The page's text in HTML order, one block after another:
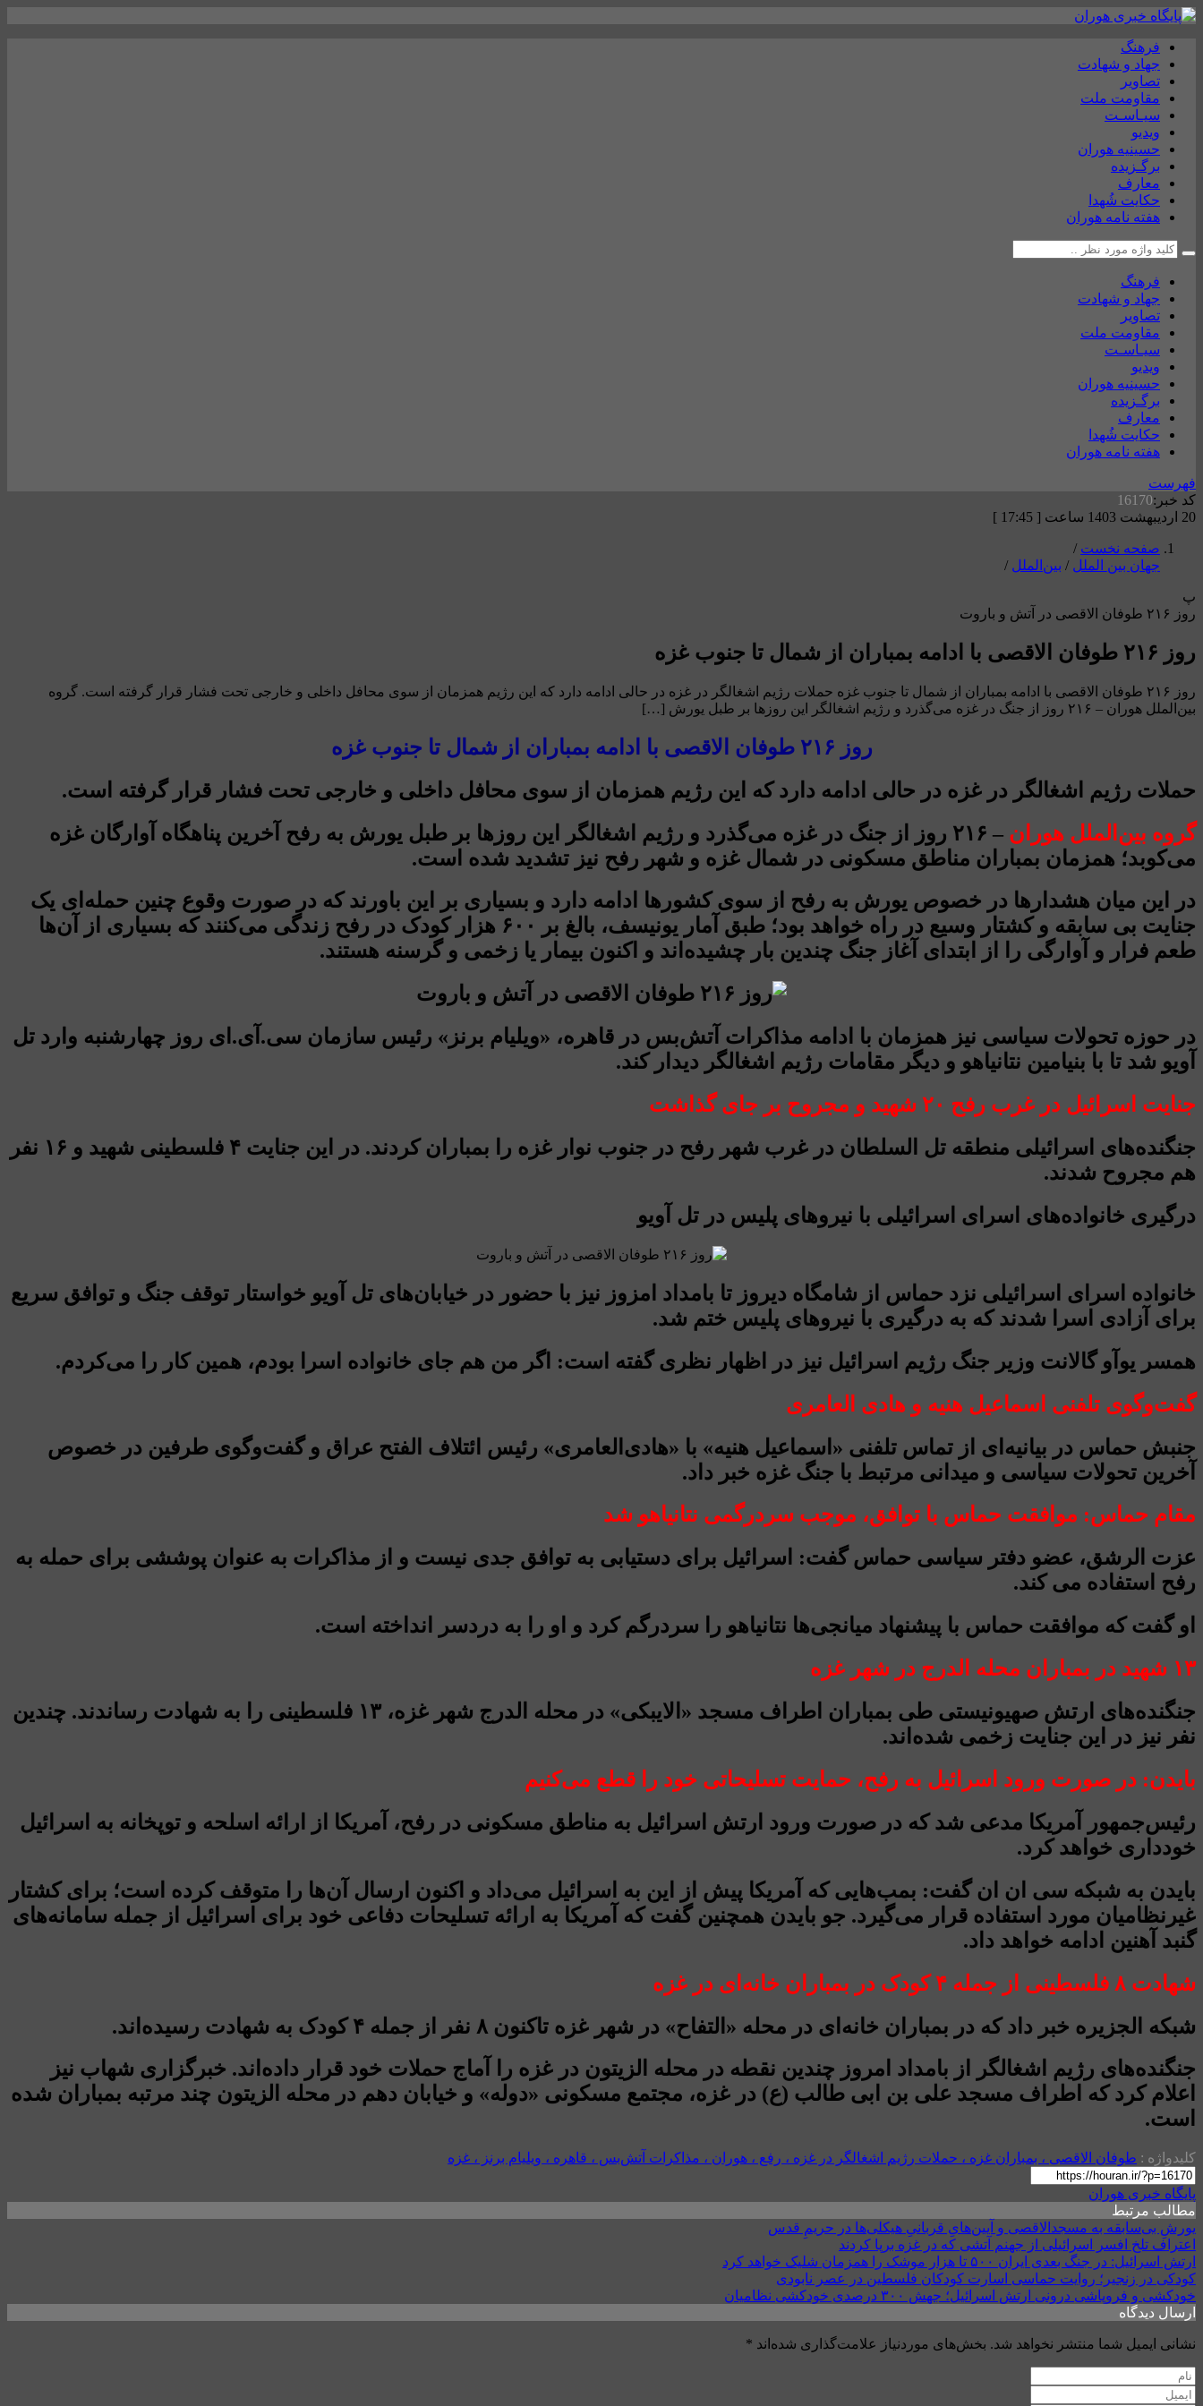
فرهنگ
جهاد و شهادت
تصاویر
مقاومت ملت
سیـاسـت
ویدیو
حسینیه هوران
برگـزیده
معارف
حکایت شُهدا
هفته نامه هوران
فرهنگ
جهاد و شهادت
تصاویر
مقاومت ملت
سیـاسـت
ویدیو
حسینیه هوران
برگـزیده
معارف
حکایت شُهدا
هفته نامه هوران
فهرست
کد خبر:16170
20 اردیبهشت 1403 ساعت [ 17:45 ]
صفحه نخست /
جهان بین الملل / بین‌الملل /
پ
روز ۲۱۶ طوفان الاقصی در آتش و باروت
روز ۲۱۶ طوفان الاقصی با ادامه بمباران از شمال تا جنوب غزه
روز ۲۱۶ طوفان الاقصی با ادامه بمباران از شمال تا جنوب غزه حملات رژیم اشغالگر در غزه در حالی ادامه دارد که این رژیم همزمان از سوی محافل داخلی و خارجی تحت فشار قرار گرفته است. گروه
بین‌الملل هوران – ۲۱۶ روز از جنگ در غزه می‌گذرد و رژیم اشغالگر این روزها بر طبل یورش […]
روز ۲۱۶ طوفان الاقصی با ادامه بمباران از شمال تا جنوب غزه
حملات رژیم اشغالگر در غزه در حالی ادامه دارد که این رژیم همزمان از سوی محافل داخلی و خارجی تحت فشار قرار گرفته است.
گروه بین‌الملل هوران
– ۲۱۶ روز از جنگ در غزه می‌گذرد و رژیم اشغالگر این روزها بر طبل یورش به رفح آخرین پناهگاه آوارگان غزه
می‌کوبد؛ همزمان بمباران مناطق مسکونی در شمال غزه و شهر رفح نیز تشدید شده است.
در این میان هشدارها در خصوص یورش به رفح از سوی کشورها ادامه دارد و بسیاری بر این باورند که در صورت وقوع چنین حمله‌ای یک
جنایت بی سابقه و کشتار وسیع در راه خواهد بود؛ طبق آمار یونیسف، بالغ بر ۶۰۰ هزار کودک در رفح زندگی می‌کنند که بسیاری از آن‌ها
طعم فرار و آوارگی را از ابتدای آغاز جنگ چندین بار چشیده‌اند و اکنون بیمار یا زخمی و گرسنه هستند.
در حوزه تحولات سیاسی نیز همزمان با ادامه مذاکرات آتش‌بس در قاهره، «ویلیام برنز» رئیس سازمان سی.آی.ای روز چهارشنبه وارد تل
آویو شد تا با بنیامین نتانیاهو و دیگر مقامات رژیم اشغالگر دیدار کند.
جنایت اسرائیل در غرب رفح ۲۰ شهید و مجروح بر جای گذاشت
جنگنده‌های اسرائیلی منطقه تل السلطان در غرب شهر رفح در جنوب نوار غزه را بمباران کردند. در این جنایت ۴ فلسطینی شهید و ۱۶ نفر
هم مجروح شدند.
درگیری خانواده‌های اسرای اسرائیلی با نیروهای پلیس در تل آویو
خانواده اسرای اسرائیلی نزد حماس از شامگاه دیروز تا بامداد امزوز نیز با حضور در خیابان‌های تل آویو خواستار توقف جنگ و توافق سریع
برای آزادی اسرا شدند که به درگیری با نیروهای پلیس ختم شد.
همسر یوآو گالانت وزیر جنگ رژیم اسرائیل نیز در اظهار نظری گفته است: اگر من هم جای خانواده اسرا بودم، همین کار را می‌کردم.
گفت‌وگوی تلفنی اسماعیل هنیه و هادی العامری
جنبش حماس در بیانیه‌ای از تماس تلفنی «اسماعیل هنیه» با «هادی‌العامری» رئیس ائتلاف الفتح عراق و گفت‌وگوی طرفین در خصوص
آخرین تحولات سیاسی و میدانی مرتبط با جنگ غزه خبر داد.
مقام حماس: موافقت حماس با توافق، موجب سردرگمی نتانیاهو شد
عزت الرشق، عضو دفتر سیاسی حماس گفت: اسرائیل برای دستیابی به توافق جدی نیست و از مذاکرات به عنوان پوششی برای حمله به
رفح استفاده می کند.
او گفت که موافقت حماس با پیشنهاد میانجی‌ها نتانیاهو را سردرگم کرد و او را به دردسر انداخته است.
۱۳ شهید در بمباران محله الدرج در شهر غزه
جنگنده‌های ارتش صهیونیستی طی بمباران اطراف مسجد «الایبکی» در محله الدرج شهر غزه، ۱۳ فلسطینی را به شهادت رساندند. چندین
نفر نیز در این جنایت زخمی شده‌اند.
بایدن: در صورت ورود اسرائیل به رفح، حمایت تسلیحاتی خود را قطع می‌کنیم
رئیس‌جمهور آمریکا مدعی شد که در صورت ورود ارتش اسرائیل به مناطق مسکونی در رفح، آمریکا از ارائه اسلحه و توپخانه به اسرائیل
خودداری خواهد کرد.
بایدن به شبکه سی ان ان گفت: بمب‌هایی که آمریکا پیش از این به اسرائیل می‌داد و اکنون ارسال آن‌ها را متوقف کرده است؛ برای کشتار
غیرنظامیان مورد استفاده قرار می‌گیرد. جو بایدن همچنین گفت که آمریکا به ارائه تسلیحات دفاعی خود برای اسرائیل از جمله سامانه‌های
گنبد آهنین ادامه خواهد داد.
شهادت ۸ فلسطینی از جمله ۴ کودک در بمباران خانه‌ای در غزه
شبکه الجزیره خبر داد که در بمباران خانه‌ای در محله «التفاح» در شهر غزه تاکنون ۸ نفر از جمله ۴ کودک به شهادت رسیده‌اند.
جنگنده‌های رژیم اشغالگر از بامداد امروز چندین نقطه در محله الزیتون در غزه را آماج حملات خود قرار داده‌اند. خبرگزاری شهاب نیز
اعلام کرد که اطراف مسجد علی بن ابی طالب (ع) در غزه، مجتمع مسکونی «دوله» و خیابان دهم در محله الزیتون چند مرتبه بمباران شده
است.
کلیدواژه : طوفان الاقصی ، بمباران غزه ، حملات رژیم اشغالگر در غزه ، رفع ، هوران ، مذاکرات آتش‌بس ، قاهره ، ویلیام برنز ، غزه
پایگاه خبری هوران
مطالب مرتبط
یورشِ بی‌سابقه به مسجدالاقصی و آیین‌هایِ قربانیِ هیکلی‌ها در حریمِ قدس
اعتراف تلخ افسر اسرائیلی از جهنم آتشی که در غزه برپا کردند
ارتش اسرائیل: در جنگ بعدی ایران ۵۰۰ تا هزار موشک را همزمان شلیک خواهد کرد
کودکی در زنجیر؛ روایت حماسی اسارت کودکان فلسطین در عصر نابودی
خودکشی و فروپاشی درونی ارتش اسرائیل؛ جهش ۳۰۰ درصدی خودکشی نظامیان
ارسال دیدگاه
نشانی ایمیل شما منتشر نخواهد شد. بخش‌های موردنیاز علامت‌گذاری شده‌اند *